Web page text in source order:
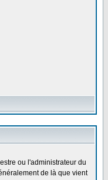
ou l'administrateur du
de là que vient